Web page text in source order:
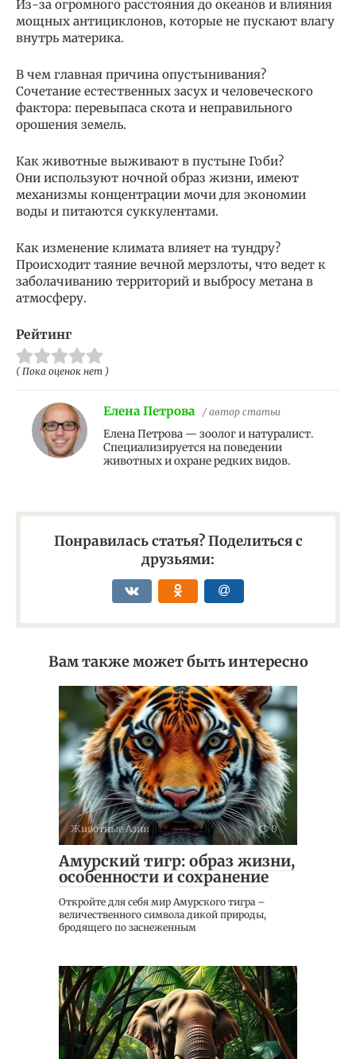
Из-за огромного расстояния до океанов и влияния
мощных антициклонов, которые не пускают влагу
внутрь материка.
В чем главная причина опустынивания?
Сочетание естественных засух и человеческого
фактора: перевыпаса скота и неправильного
орошения земель.
Как животные выживают в пустыне Гоби?
Они используют ночной образ жизни, имеют
механизмы концентрации мочи для экономии
воды и питаются суккулентами.
Как изменение климата влияет на тундру?
Происходит таяние вечной мерзлоты, что ведет к
заболачиванию территорий и выбросу метана в
атмосферу.
Рейтинг
( Пока оценок нет )
Елена Петрова / автор статьи
Елена Петрова — зоолог и натуралист.
Специализируется на поведении
животных и охране редких видов.
Понравилась статья? Поделиться с
друзьями:
Вам также может быть интересно
Животные Азии 0
Амурский тигр: образ жизни,
особенности и сохранение
Откройте для себя мир Амурского тигра –
величественного символа дикой природы,
бродящего по заснеженным